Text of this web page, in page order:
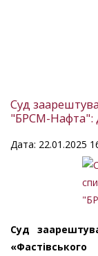
Суд
"БРСМ-Нафта":
Дата: 22.01.2025
Суд